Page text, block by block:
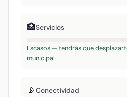
🏥Servicios
Escasos — tendrás que
municipal
📡Conectividad